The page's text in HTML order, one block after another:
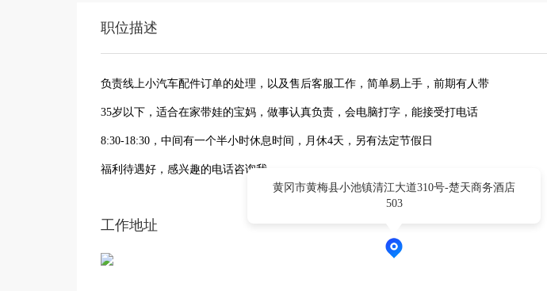
职位描述
负责线上小汽车配件订单的处理，以及售后客服工作，简单易上手，前期有人带
35岁以下，适合在家带娃的宝妈，做事认真负责，会电脑打字，能接受打电话
8:30-18:30，中间有一个半小时休息时间，月休4天，另有法定节假日
福利待遇好，感兴趣的电话咨询我
工作地址
黄冈市黄梅县小池镇清江大道310号-楚天商务酒店
503